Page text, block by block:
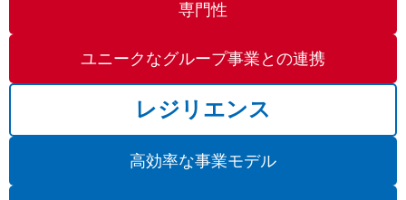
専門性
ユニークなグループ事業との連携
レジリエンス
高効率な事業モデル